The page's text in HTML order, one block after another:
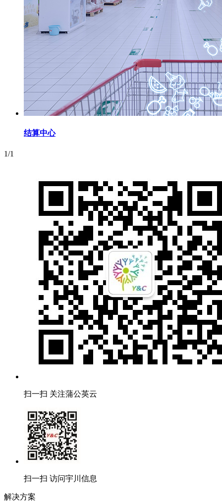
结算中心
1/1
扫一扫 关注蒲公英云
扫一扫 访问宇川信息
解决方案